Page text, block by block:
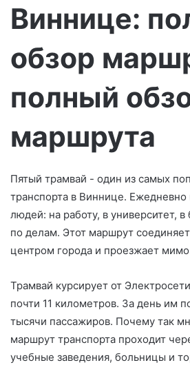
и
т
п
с
м
о
Виннице:
обзор
полный
маршрута
Пятый трамвай - один из самых
транспорта в Виннице. Ежедневно
людей: на работу, в университет,
по делам. Этот маршрут
центром города и проезжает
Трамвай курсирует от
почти 11 километров. За день им
тысячи пассажиров. Почему так
маршрут транспорта проходит
учебные заведения, больницы и